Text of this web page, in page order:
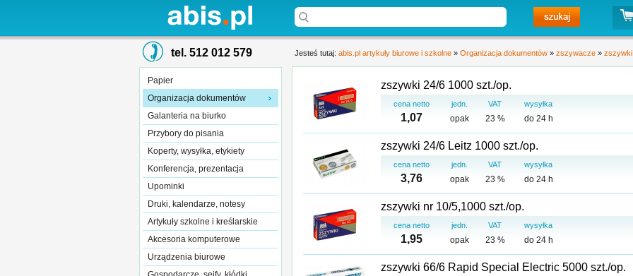
tel. 512 012 579
Papier
Organizacja dokumentów
Galanteria na biurko
Przybory do pisania
Koperty, wysyłka, etykiety
Konferencja, prezentacja
Upominki
Druki, kalendarze, notesy
Artykuły szkolne i kreślarskie
Akcesoria komputerowe
Urządzenia biurowe
Jesteś tutaj: abis.pl artykuły biurowe i szkolne » Organizacja dokumentów » zszywacze » zszywki
zszywki 24/6 1000 szt./op.
cena netto jedn. VAT
wysyłka
1,07 opak 23 % do 24 h
zszywki 24/6 Leitz 1000 szt./op.
cena netto jedn. VAT
wysyłka
3,76 opak 23 % do 24 h
zszywki nr 10/5,1000 szt./op.
cena netto jedn. VAT
wysyłka
1,95 opak 23 % do 24 h
zszywki 66/6 Rapid Special Electric 5000 szt./op.